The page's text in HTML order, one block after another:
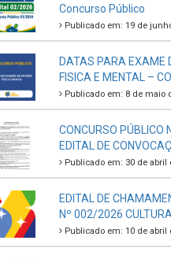
Concurso Público
Publicado em: 19 de
DATAS PARA EXAME
FISICA E MENTAL –
Publicado em: 8 de maio
CONCURSO PÚBLICO
EDITAL DE
Publicado em: 30 de abril
EDITAL DE
Nº 002/2026
Publicado em: 10 de abril